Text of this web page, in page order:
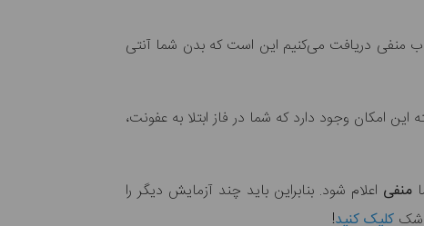
منفی دریافت می‌کنیم این است که بدن شما آنتی
این امکان وجود دارد که شما در فاز ابتلا به عفونت،
منفی اعلام شود. بنابراین باید چند آزمایش دیگر را
کلیک کنید!